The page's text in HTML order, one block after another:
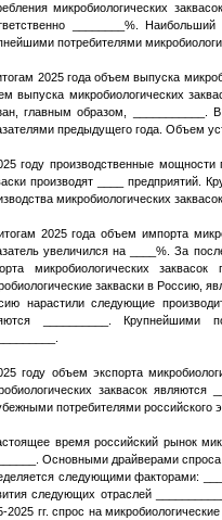
микробиологических
________%.
потребителями
2025 года объем выпуска
выпуска микробиологических
главным образом, ___________.
предыдущего года. Объем
году производственные мощности
производят ____ предприятий.
микробиологических
2025 года объем импорта
увеличился на ____%. За
микробиологических
закваски в Россию,
нарастили следующие
__________. Крупнейшими
году объем экспорта
заквасок
потребителями российского
время российский рынок
Основными драйверами
следующими факторами:
следующих отраслей
2025 гг. спрос на